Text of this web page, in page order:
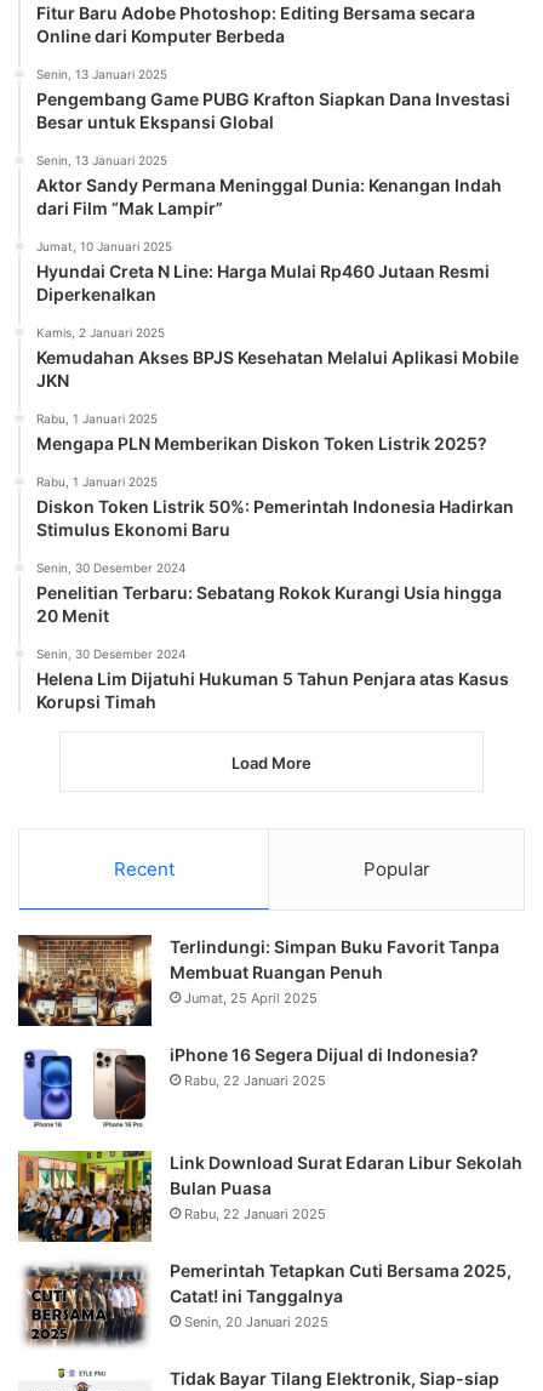
Fitur Baru Adobe Photoshop: Editing Bersama secara
Online dari Komputer Berbeda
Senin, 13 Januari 2025
Pengembang Game PUBG Krafton Siapkan Dana Investasi
Besar untuk Ekspansi Global
Senin, 13 Januari 2025
Aktor Sandy Permana Meninggal Dunia: Kenangan Indah
dari Film “Mak Lampir”
Jumat, 10 Januari 2025
Hyundai Creta N Line: Harga Mulai Rp460 Jutaan Resmi
Diperkenalkan
Kamis, 2 Januari 2025
Kemudahan Akses BPJS Kesehatan Melalui Aplikasi Mobile
JKN
Rabu, 1 Januari 2025
Mengapa PLN Memberikan Diskon Token Listrik 2025?
Rabu, 1 Januari 2025
Diskon Token Listrik 50%: Pemerintah Indonesia Hadirkan
Stimulus Ekonomi Baru
Senin, 30 Desember 2024
Penelitian Terbaru: Sebatang Rokok Kurangi Usia hingga
20 Menit
Senin, 30 Desember 2024
Helena Lim Dijatuhi Hukuman 5 Tahun Penjara atas Kasus
Korupsi Timah
Load More
Recent Popular
Terlindungi: Simpan Buku Favorit Tanpa
Membuat Ruangan Penuh
Jumat, 25 April 2025
iPhone 16 Segera Dijual di Indonesia?
Rabu, 22 Januari 2025
Link Download Surat Edaran Libur Sekolah
Bulan Puasa
Rabu, 22 Januari 2025
Pemerintah Tetapkan Cuti Bersama 2025,
Catat! ini Tanggalnya
Senin, 20 Januari 2025
Tidak Bayar Tilang Elektronik, Siap-siap